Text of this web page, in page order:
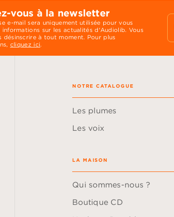
vous à la newsletter
e-mail sera uniquement utilisée pour vous
informations sur les actualités d'Audiolib. Vous
désinscrire à tout moment. Pour plus
cliquez ici.
NOTRE CATALOGUE
Les plumes
Les voix
LA MAISON
Qui sommes-nous ?
Boutique CD